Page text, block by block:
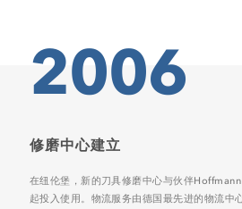
2006
修磨中心建立
在纽伦堡，新的刀具修磨中心与伙伴
起投入使用。物流服务由德国最先进的物流中